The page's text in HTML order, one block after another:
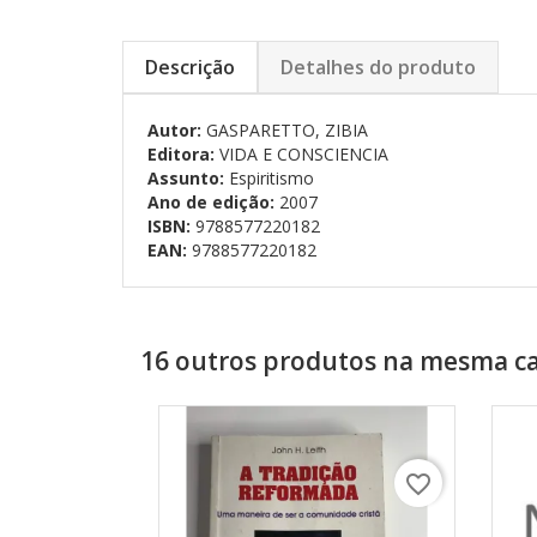
Descrição Detalhes do produto
Autor: GASPARETTO, ZIBIA
Editora: VIDA E CONSCIENCIA
Assunto: Espiritismo
Ano de edição: 2007
ISBN: 9788577220182
EAN: 9788577220182
16 outros produtos na mesma
favorite_border